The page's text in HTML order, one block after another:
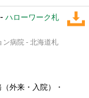
- ハローワーク札
病院 - 北海道札
外来・入院）・